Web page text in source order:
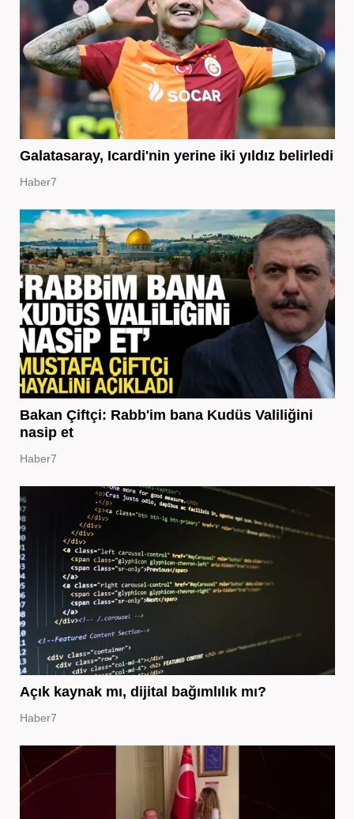
Galatasaray, Icardi'nin yerine iki yıldız belirledi
Haber7
Bakan Çiftçi: Rabb'im bana Kudüs Valiliğini
nasip et
Haber7
Açık kaynak mı, dijital bağımlılık mı?
Haber7